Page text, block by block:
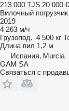
213 000 TJS 20 000 €
Вилочный
2019
4 263 м/ч
Грузопод. 4 500 кг
Длина вил 1,2 м
Испания, Murcia
GAM SA
Связаться с